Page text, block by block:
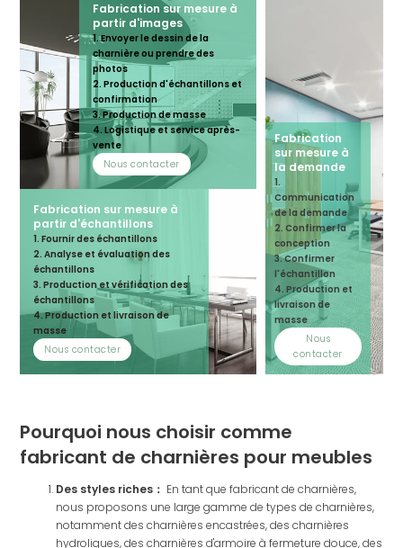
Fabrication sur mesure à
partir d'images
1. Envoyer le dessin de la
charnière ou prendre des
photos
2. Production d'échantillons et
confirmation
3. Production de masse
4. Logistique et service après-
vente
Nous contacter
Fabrication sur mesure à
partir d'échantillons
1. Fournir des échantillons
2. Analyse et évaluation des
échantillons
3. Production et vérification des
échantillons
4. Production et livraison de
masse
Nous contacter
Fabrication
sur mesure à
la demande
1.
Communication
de la demande
2. Confirmer la
conception
3. Confirmer
l'échantillon
4. Production et
livraison de
masse
Nous
contacter
Pourquoi nous choisir comme
fabricant de charnières pour meubles
Des styles riches： En tant que fabricant de charnières,
nous proposons une large gamme de types de charnières,
notamment des charnières encastrées, des charnières
hydroliques, des charnières d'armoire à fermeture douce, des